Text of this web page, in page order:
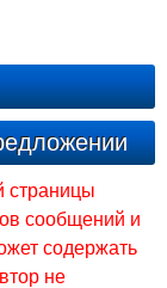
страницы
сообщений и
содержать
не